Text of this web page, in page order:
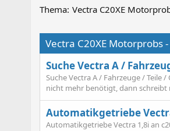
Thema: Vectra C20XE
Vectra C20XE Motorprobs
Suche Vectra A /
Suche Vectra A / Fahrzeuge / Teile
nicht mehr benötigt, dann schreibt
Automatikgetriebe
Automatikgetriebe Vectra 1,8i an